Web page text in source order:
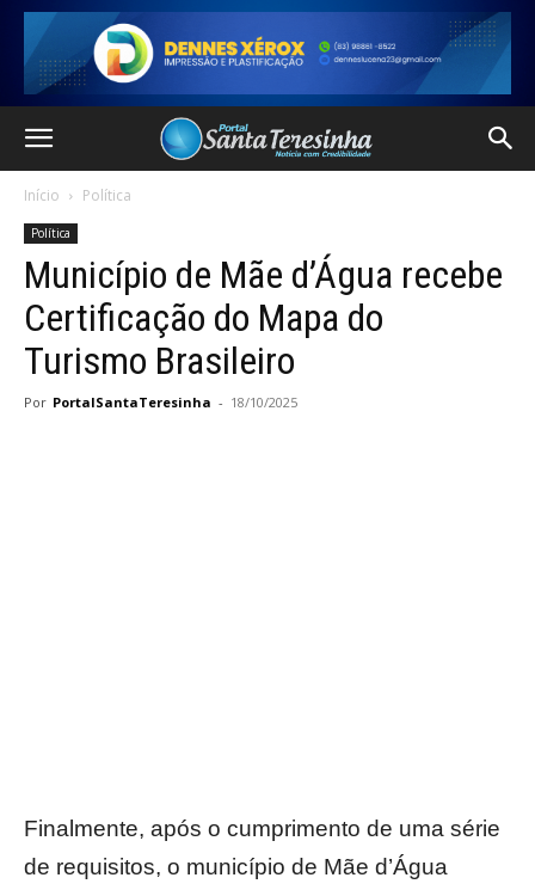
Início Política
Política
Município de Mãe d’Água recebe
Certificação do Mapa do
Turismo Brasileiro
Por PortalSantaTeresinha - 18/10/2025
Finalmente, após o cumprimento de uma série
de requisitos, o município de Mãe d’Água